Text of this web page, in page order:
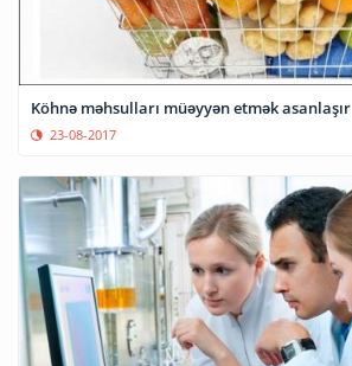
Köhnə məhsulları müəyyən etmək asanlaşır
23-08-2017